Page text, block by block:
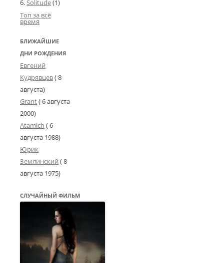
Solitude(1)
Топ за всё
время
БЛИЖАЙШИЕ
ДНИ РОЖДЕНИЯ
Евгений
Кудрявцев( 8
августа)
Grant(6 августа
2000)
Atamich (6
августа 1988)
Юрик
Землинский (8
августа 1975)
СЛУЧАЙНЫЙ ФИЛЬМ